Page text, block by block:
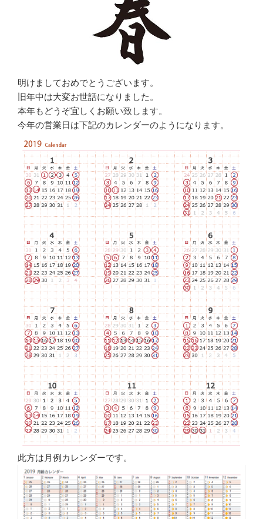
明けましておめでとうございます。
旧年中は大変お世話になりました。
本年もどうぞ宜しくお願い致します。
今年の営業日は下記のカレンダーのようになります。
此方は月例カレンダーです。